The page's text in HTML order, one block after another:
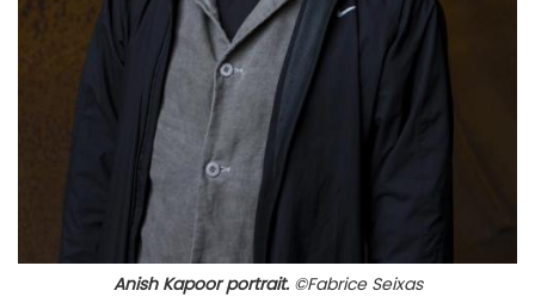
Anish Kapoor portrait. ©Fabrice Seixas